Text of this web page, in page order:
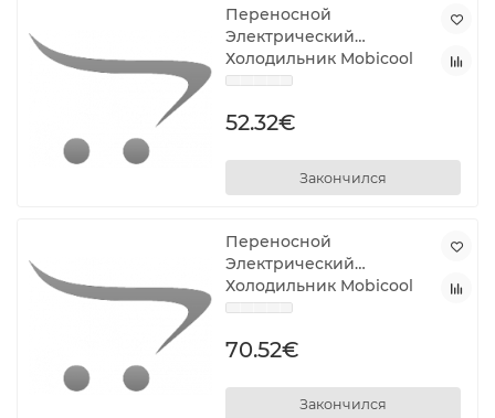
Переносной
Электрический
Холодильник Mobicool
MM24 DC Синий 20 L (1
52.32€
Закончился
Переносной
Электрический
Холодильник Mobicool
MV27 26 L
70.52€
Закончился